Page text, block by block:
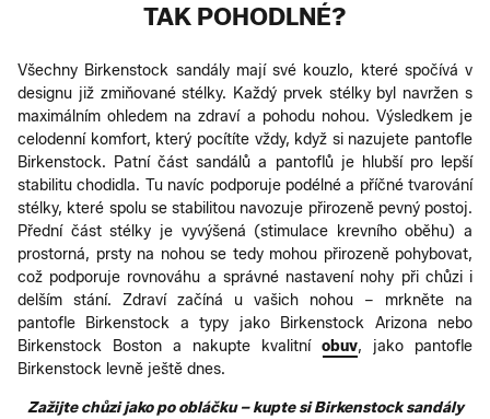
TAK POHODLNÉ?
Všechny Birkenstock sandály mají své kouzlo, které spočívá v
designu již zmiňované stélky. Každý prvek stélky byl navržen s
maximálním ohledem na zdraví a pohodu nohou. Výsledkem je
celodenní komfort, který pocítíte vždy, když si nazujete pantofle
Birkenstock. Patní část sandálů a pantoflů je hlubší pro lepší
stabilitu chodidla. Tu navíc podporuje podélné a příčné tvarování
stélky, které spolu se stabilitou navozuje přirozeně pevný postoj.
Přední část stélky je vyvýšená (stimulace krevního oběhu) a
prostorná, prsty na nohou se tedy mohou přirozeně pohybovat,
což podporuje rovnováhu a správné nastavení nohy při chůzi i
delším stání. Zdraví začíná u vašich nohou – mrkněte na
pantofle Birkenstock a typy jako Birkenstock Arizona nebo
Birkenstock Boston a nakupte kvalitní obuv, jako pantofle
Birkenstock levně ještě dnes.
Zažijte chůzi jako po obláčku – kupte si Birkenstock sandály